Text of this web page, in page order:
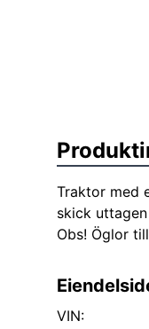
Traktor med
skick
Obs! Öglor
VIN: